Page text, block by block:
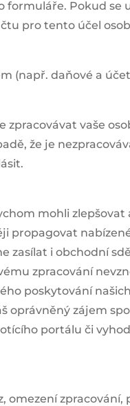
Pokud se
pro tento účel
(např. daňové a
vaše
že je
mohli
propagovat
zasílat i obchodní
zpracování
poskytování
oprávněný zájem
portálu či
zpracování,